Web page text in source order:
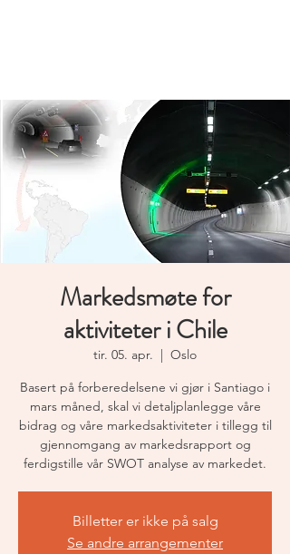
Markedsmøte for
aktiviteter i Chile
tir. 05. apr.
  |
Oslo
Basert på forberedelsene vi gjør i Santiago i
mars måned, skal vi detaljplanlegge våre
bidrag og våre markedsaktiviteter i tillegg til
gjennomgang av markedsrapport og
ferdigstille vår SWOT analyse av markedet.
Billetter er ikke på salg
Se andre arrangementer